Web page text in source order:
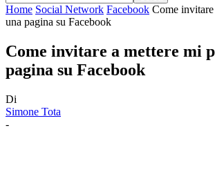
Home Social Network Facebook Come invitare
una pagina su Facebook
Come invitare a mettere mi
pagina su Facebook
Di
Simone Tota
-